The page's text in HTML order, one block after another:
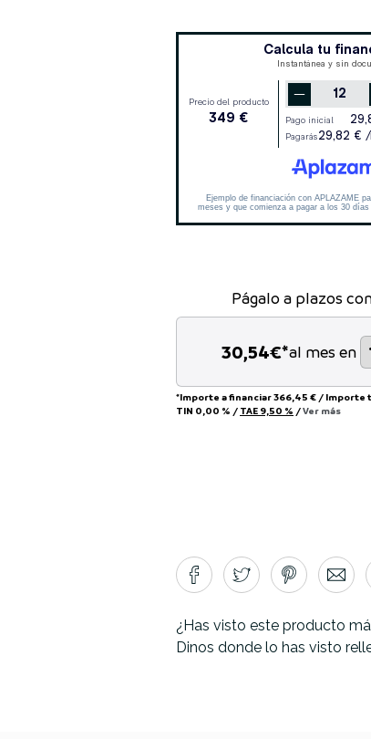
Págalo a plazos
30,54€*al mes en
*Importe a financiar366,45 € / Importe
TIN 0,00 % / TAE 9,50 % /Ver más
¿Has visto este producto
Dinos donde lo has visto